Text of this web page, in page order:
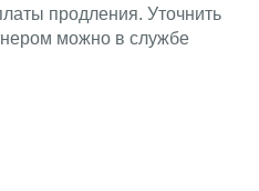
продления. Уточнить
можно в службе